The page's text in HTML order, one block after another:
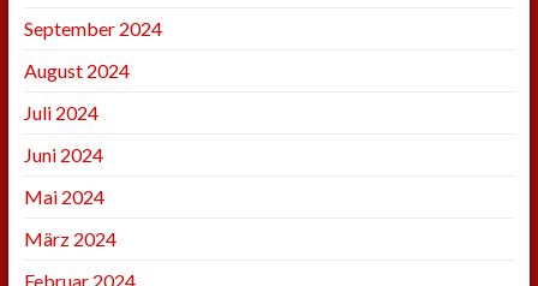
September 2024
August 2024
Juli 2024
Juni 2024
Mai 2024
März 2024
Februar 2024